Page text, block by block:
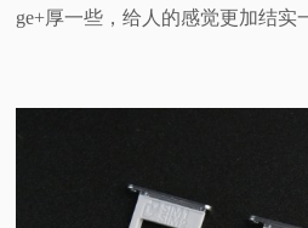
ge+厚一些，给人的感觉更加结实